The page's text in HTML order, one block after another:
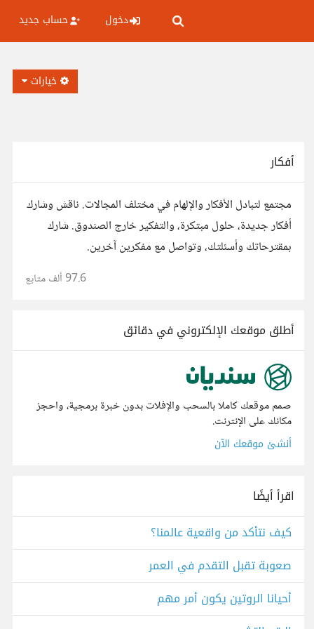
دخول حساب جديد
خيارات
أفكار
مجتمع لتبادل الأفكار والإلهام في مختلف المجالات. ناقش وشارك
أفكار جديدة، حلول مبتكرة، والتفكير خارج الصندوق. شارك
بمقترحاتك وأسئلتك، وتواصل مع مفكرين آخرين.
97.6 ألف متابع
أطلق موقعك الإلكتروني في دقائق
صمم موقعك كاملا بالسحب والإفلات بدون خبرة برمجية، واحجز
مكانك على الإنترنت.
أنشئ موقعك الآن
اقرأ أيضًا
كيف نتأكد من واقعية عالمنا؟
صعوبة تقبل التقدم في العمر
أحيانا الروتين يكون أمر مهم